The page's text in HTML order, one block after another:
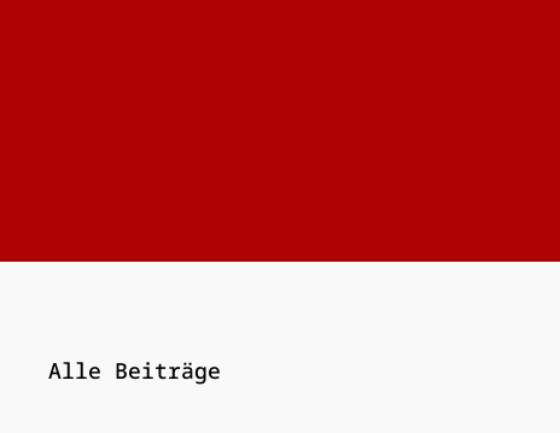
Alle Beiträge